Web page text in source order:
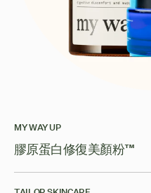
MY WAY UP
膠原蛋白修復美顏粉™